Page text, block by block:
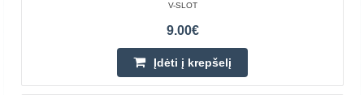
Centriniame Sandėlyje YRA
Įdėti į krepšelį
V-SLOT
9.00€
Įdėti į krepšelį